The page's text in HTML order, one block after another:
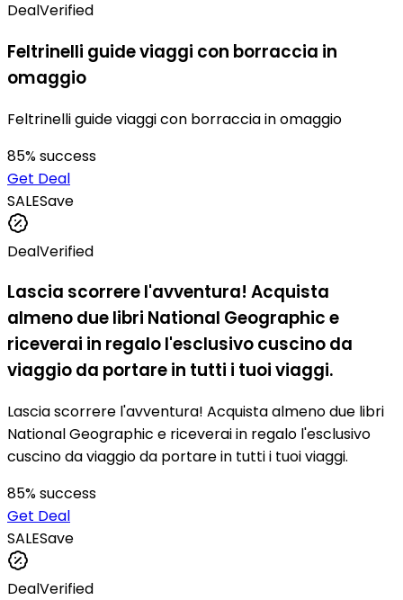
DealVerified
Feltrinelli guide viaggi con borraccia in
omaggio
Feltrinelli guide viaggi con borraccia in omaggio
85% success
Get Deal
SALESave
DealVerified
Lascia scorrere l'avventura! Acquista
almeno due libri National Geographic e
riceverai in regalo l'esclusivo cuscino da
viaggio da portare in tutti i tuoi viaggi.
Lascia scorrere l'avventura! Acquista almeno due libri
National Geographic e riceverai in regalo l'esclusivo
cuscino da viaggio da portare in tutti i tuoi viaggi.
85% success
Get Deal
SALESave
DealVerified